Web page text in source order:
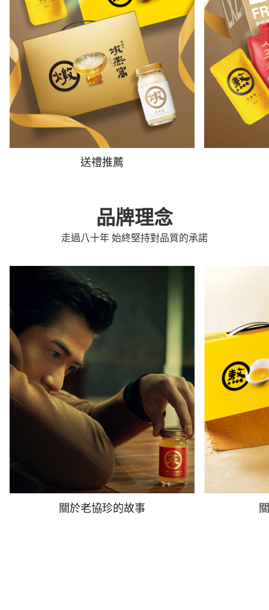
送禮推薦
品牌理念
走過八十年 始終堅持對品質的承諾
關於老協珍的故事